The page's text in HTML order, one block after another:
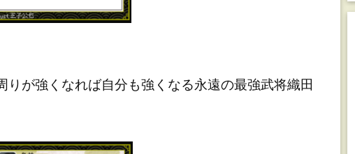
が強くなれば自分も強くなる永遠の最強武将織田